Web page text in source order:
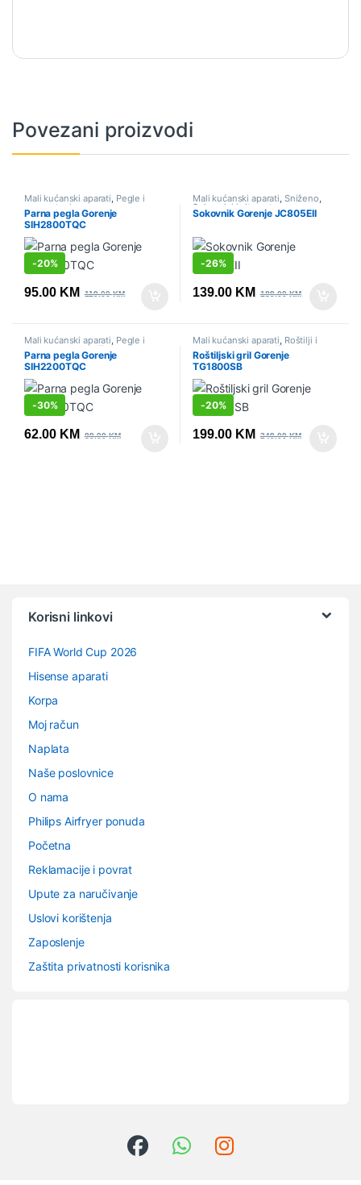
Povezani proizvodi
Mali kućanski aparati, Pegle i
parne stanice
Parna pegla Gorenje
SIH2800TQC
-20%
95.00 KM 119.00KM
Mali kućanski aparati, Sniženo,
Sokovnici i citrusete
Sokovnik Gorenje JC805EII
-26%
139.00 KM 189.00KM
Mali kućanski aparati, Pegle i
parne stanice ,Sniženo
Parna pegla Gorenje
SIH2200TQC
-30%
62.00 KM 89.00KM
Mali kućanski aparati, Roštilji i
kontaktni grilovi Sniženo
Roštiljski gril Gorenje
TG1800SB
-20%
199.00 KM 249.00KM
Korisni linkovi
FIFA World Cup 2026
Hisense aparati
Korpa
Moj račun
Naplata
Naše poslovnice
O nama
Philips Airfryer ponuda
Početna
Reklamacije i povrat
Upute za naručivanje
Uslovi korištenja
Zaposlenje
Zaštita privatnosti korisnika